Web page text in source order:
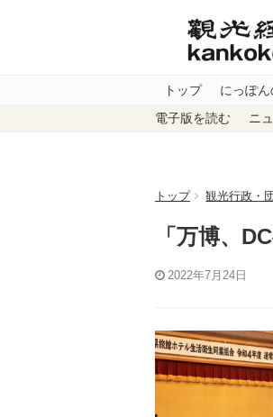
トップ にっぽ
電子版を読む ニ
トップ 観光行政・
「万博、
2022年7月24日